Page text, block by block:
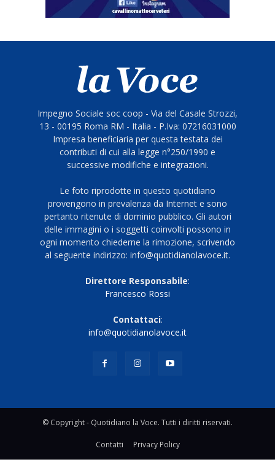
Impegno Sociale soc coop - Via del Casale Strozzi,
13 - 00195 Roma RM - Italia - P.Iva: 07216031000
Impresa beneficiaria per questa testata dei
contributi di cui alla legge n°250/1990 e
successive modifiche e integrazioni.
Le foto riprodotte in questo quotidiano
provengono in prevalenza da Internet e sono
pertanto ritenute di dominio pubblico. Gli autori
delle immagini o i soggetti coinvolti possono in
ogni momento chiederne la rimozione, scrivendo
al seguente indirizzo: info@quotidianolavoce.it.
Direttore Responsabile:
Francesco Rossi
Contattaci:
info@quotidianolavoce.it
© Copyright - Quotidiano la Voce. Tutti i diritti riservati.
Contatti Privacy Policy